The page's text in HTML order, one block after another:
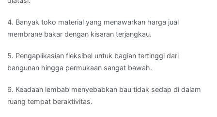
4. Banyak toko material yang menawarkan harga jual
membrane bakar dengan kisaran terjangkau.
5. Pengaplikasian fleksibel untuk bagian tertinggi dari
bangunan hingga permukaan sangat bawah.
6. Keadaan lembab menyebabkan bau tidak sedap di dalam
ruang tempat beraktivitas.